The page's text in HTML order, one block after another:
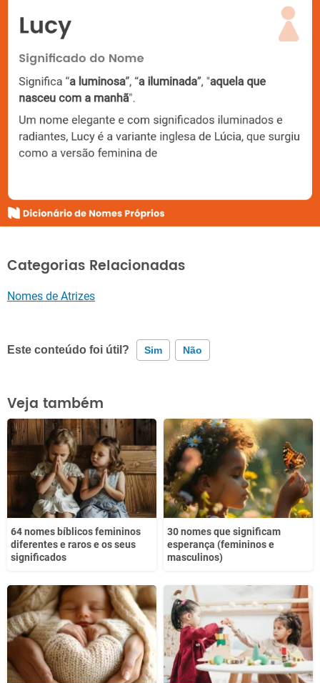
Categorias Relacionadas
Nomes de Atrizes
Este conteúdo foi útil? Sim Não
Este conteúdo contém informação incorreta
Este conteúdo não tem a informação que procuro
Outro
Veja também
64 nomes bíblicos femininos
diferentes e raros e os seus
significados
30 nomes que significam
esperança (femininos e
masculinos)